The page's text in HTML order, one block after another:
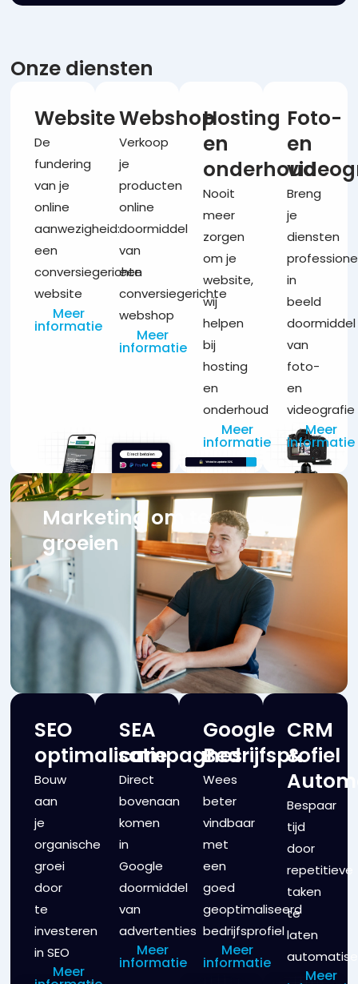
Onze diensten
Website
De
fundering
van je
online
aanwezigheid:
een
conversiegerichte
website
Meer
informatie
Webshop
Verkoop
je
producten
online
doormiddel
van
een
conversiegerichte
webshop
Meer
informatie
Hosting
en
onderhoud
Nooit
meer
zorgen
om je
website,
wij
helpen
bij
hosting
en
onderhoud
Meer
informatie
Foto-
en
Breng
je
diensten
in
beeld
doormiddel
van
foto-
en
videografie
Meer
informatie
Marketing om te
groeien
SEO
optimalisatie
Bouw
aan
je
organische
groei
door
te
investeren
in SEO
Meer
SEA
campagnes
Direct
bovenaan
komen
in
Google
doormiddel
van
advertenties
Meer
informatie
Google
Bedrijfsprofiel
Wees
beter
vindbaar
met
een
goed
geoptimaliseerd
bedrijfsprofiel
Meer
informatie
CRM
&
Bespaar
tijd
door
repetitieve
taken
te
laten
Meer